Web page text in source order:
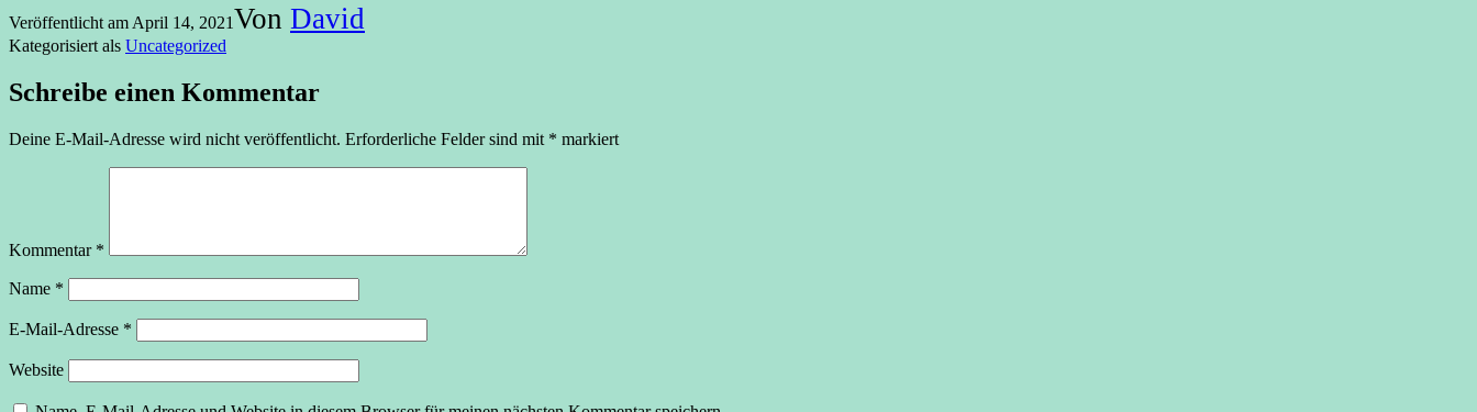
Veröffentlicht am April 14, 2021Von David
Kategorisiert als Uncategorized
Schreibe einen Kommentar
Deine E-Mail-Adresse wird nicht veröffentlicht. Erforderliche Felder sind mit * markiert
Kommentar *
Name *
E-Mail-Adresse *
Website